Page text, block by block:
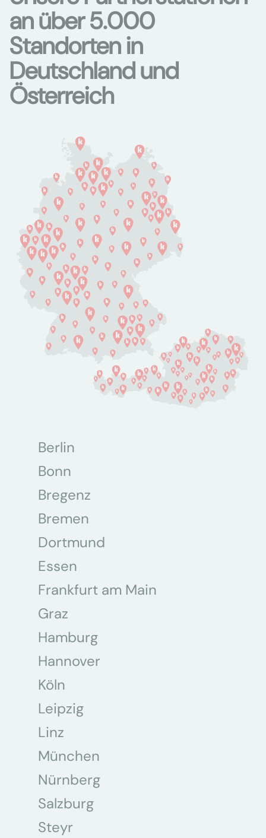
an über 5.000
Standorten in
Deutschland und
Österreich
Berlin
Bonn
Bregenz
Bremen
Dortmund
Essen
Frankfurt am Main
Graz
Hamburg
Hannover
Köln
Leipzig
Linz
München
Nürnberg
Salzburg
Steyr